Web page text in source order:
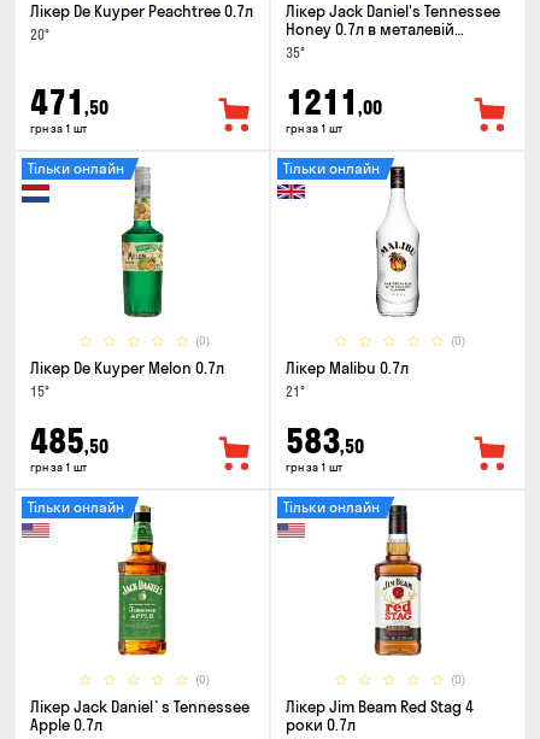
Лікер De Kuyper Peachtree 0.7л
20°
471 ,50
грн за 1 шт
Лікер Jack Daniel's Tennessee
Honey 0.7л в металевій
коробці
35°
1211 ,00
грн за 1 шт
(0)
Тільки онлайн
Лікер De Kuyper Melon 0.7л
15°
485,50
грн за 1 шт
(0)
Тільки онлайн
Лікер Malibu 0.7л
21°
583,50
грн за 1 шт
(0)
Тільки онлайн
Лікер Jack Daniel`s Tennessee
Apple 0.7л
(0)
Тільки онлайн
Лікер Jim Beam Red Stag 4
роки 0.7л